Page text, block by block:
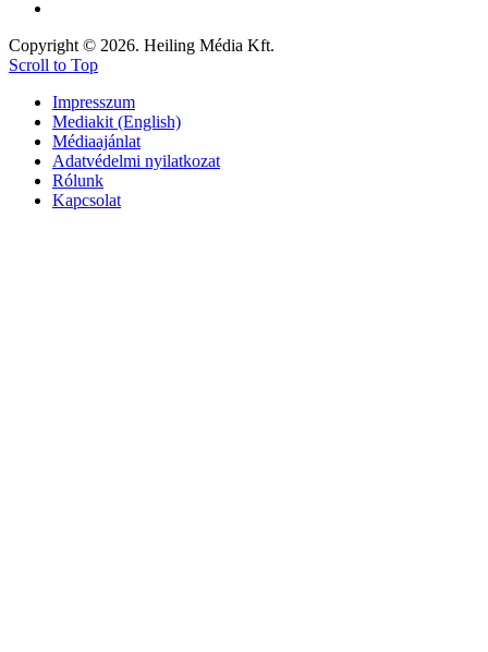
Copyright © 2026. Heiling Média Kft.
Scroll to Top
Impresszum
Mediakit (English)
Médiaajánlat
Adatvédelmi nyilatkozat
Rólunk
Kapcsolat